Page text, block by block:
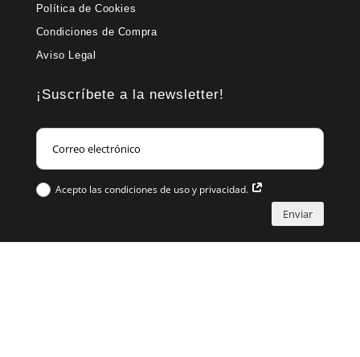
Política de Cookies
Condiciones de Compra
Aviso Legal
¡Suscríbete a la newsletter!
Acepto las condiciones de uso y privacidad.
Enviar